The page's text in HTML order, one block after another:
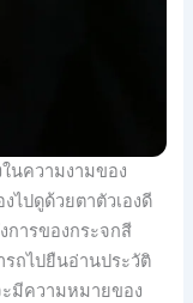
นความงามของ
ไปดูด้วยตาตัวเองดี
การของกระจกสี
รถไปยืนอ่านประวัติ
มีความหมายของ